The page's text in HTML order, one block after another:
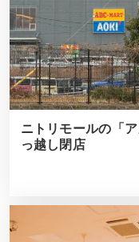
ニトリモールの「
っ越し閉店